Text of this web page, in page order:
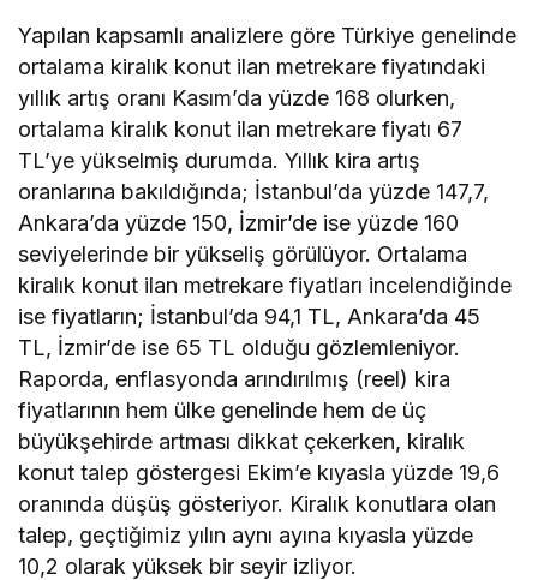
Yapılan kapsamlı analizlere göre Türkiye genelinde
ortalama kiralık konut ilan metrekare fiyatındaki
yıllık artış oranı Kasım’da yüzde 168 olurken,
ortalama kiralık konut ilan metrekare fiyatı 67
TL’ye yükselmiş durumda. Yıllık kira artış
oranlarına bakıldığında; İstanbul’da yüzde 147,7,
Ankara’da yüzde 150, İzmir’de ise yüzde 160
seviyelerinde bir yükseliş görülüyor. Ortalama
kiralık konut ilan metrekare fiyatları incelendiğinde
ise fiyatların; İstanbul’da 94,1 TL, Ankara’da 45
TL, İzmir’de ise 65 TL olduğu gözlemleniyor.
Raporda, enflasyonda arındırılmış (reel) kira
fiyatlarının hem ülke genelinde hem de üç
büyükşehirde artması dikkat çekerken, kiralık
konut talep göstergesi Ekim’e kıyasla yüzde 19,6
oranında düşüş gösteriyor. Kiralık konutlara olan
talep, geçtiğimiz yılın aynı ayına kıyasla yüzde
10,2 olarak yüksek bir seyir izliyor.